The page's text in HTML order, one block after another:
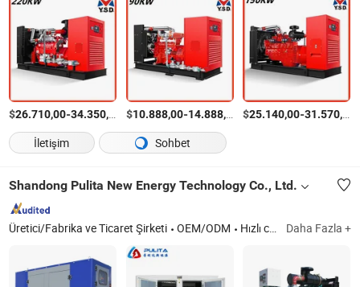
$26.710,00-34.350,00 /Ayarla
$10.888,00-14.888,00 /Ayarla
$25.140,00-31.570,00
İletişim
Sohbet
Shandong Pulita New Energy Technology Co., Ltd.
Üretici/Fabrika ve Ticaret Şirketi OEM/ODM Hızlı cevap Daha Fazla +